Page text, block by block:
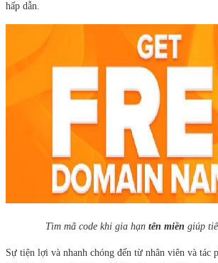
hấp dẫn.
Tìm mã code khi gia hạn tên miền giúp
Sự tiện lợi và nhanh chóng đến từ nhân viên và tác